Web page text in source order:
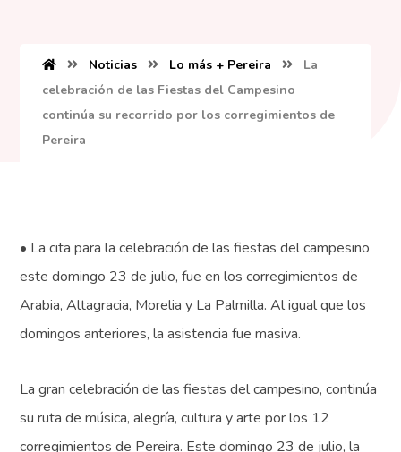
Noticias Lo más + Pereira
La
celebración de las Fiestas del Campesino
continúa su recorrido por los corregimientos de
Pereira
• La cita para la celebración de las fiestas del campesino
este domingo 23 de julio, fue en los corregimientos de
Arabia, Altagracia, Morelia y La Palmilla. Al igual que los
domingos anteriores, la asistencia fue masiva.
La gran celebración de las fiestas del campesino, continúa
su ruta de música, alegría, cultura y arte por los 12
corregimientos de Pereira. Este domingo 23 de julio, la